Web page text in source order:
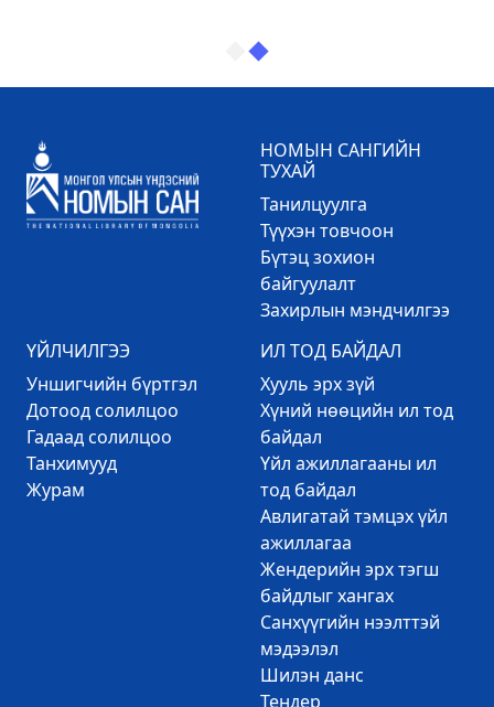
НОМЫН САНГИЙН
ТУХАЙ
Танилцуулга
Түүхэн товчоон
Бүтэц зохион
байгуулалт
Захирлын мэндчилгээ
ҮЙЛЧИЛГЭЭ
Уншигчийн бүртгэл
Дотоод солилцоо
Гадаад солилцоо
Танхимууд
Журам
ИЛ ТОД БАЙДАЛ
Хууль эрх зүй
Хүний нөөцийн ил тод
байдал
Үйл ажиллагааны ил
тод байдал
Авлигатай тэмцэх үйл
ажиллагаа
Жендерийн эрх тэгш
байдлыг хангах
Санхүүгийн нээлттэй
мэдээлэл
Шилэн данс
Тендер